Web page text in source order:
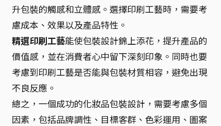
升包裝的觸感和立體感。選擇印刷工藝時，需要考
慮成本、效果以及產品特性。
精選印刷工藝能使包裝設計錦上添花，提升產品的
價值感，並在消費者心中留下深刻印象。同時也要
考慮到印刷工藝是否能與包裝材質相容，避免出現
不良反應。
總之，一個成功的化妝品包裝設計，需要考慮多個
因素，包括品牌調性、目標客群、色彩運用、圖案